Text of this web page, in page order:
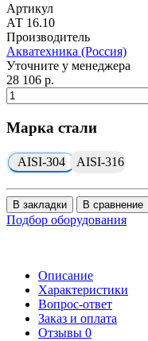
Артикул
АТ 16.10
Производитель
Акватехника (Россия)
Уточните у менеджера
28 106 р.
Марка стали
AISI-304 AISI-316
В закладки В сравнение
Подбор оборудования
Описание
Характеристики
Вопрос-ответ
Заказ и оплата
Отзывы 0